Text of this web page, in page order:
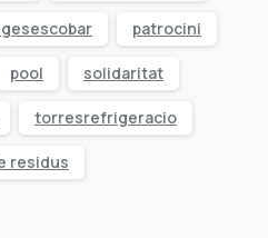
patrocini
pool solidaritat
torresrefrigeracio
residus